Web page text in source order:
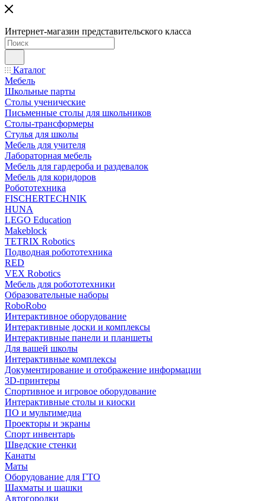
Интернет-магазин представительского класса
Каталог
Мебель
Школьные парты
Столы ученические
Письменные столы для школьников
Столы-трансформеры
Стулья для школы
Мебель для учителя
Лабораторная мебель
Мебель для гардероба и раздевалок
Мебель для коридоров
Робототехника
FISCHERTECHNIK
HUNA
LEGO Education
Makeblock
TETRIX Robotics
Подводная робототехника
RED
VEX Robotics
Мебель для робототехники
Образовательные наборы
RoboRobo
Интерактивное оборудование
Интерактивные доски и комплексы
Интерактивные панели и планшеты
Для вашей школы
Интерактивные комплексы
Документирование и отображение информации
3D-принтеры
Спортивное и игровое оборудование
Интерактивные столы и киоски
ПО и мультимедиа
Проекторы и экраны
Спорт инвентарь
Шведские стенки
Канаты
Маты
Оборудование для ГТО
Шахматы и шашки
Автогородки